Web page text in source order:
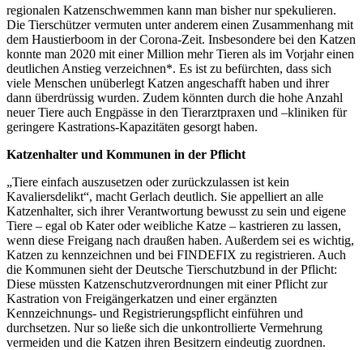
regionalen Katzenschwemmen kann man bisher nur spekulieren.
Die Tierschützer vermuten unter anderem einen Zusammenhang mit
dem Haustierboom in der Corona-Zeit. Insbesondere bei den Katzen
konnte man 2020 mit einer Million mehr Tieren als im Vorjahr einen
deutlichen Anstieg verzeichnen*. Es ist zu befürchten, dass sich
viele Menschen unüberlegt Katzen angeschafft haben und ihrer
dann überdrüssig wurden. Zudem könnten durch die hohe Anzahl
neuer Tiere auch Engpässe in den Tierarztpraxen und –kliniken für
geringere Kastrations-Kapazitäten gesorgt haben.
Katzenhalter und Kommunen in der Pflicht
„Tiere einfach auszusetzen oder zurückzulassen ist kein
Kavaliersdelikt“, macht Gerlach deutlich. Sie appelliert an alle
Katzenhalter, sich ihrer Verantwortung bewusst zu sein und eigene
Tiere – egal ob Kater oder weibliche Katze – kastrieren zu lassen,
wenn diese Freigang nach draußen haben. Außerdem sei es wichtig,
Katzen zu kennzeichnen und bei FINDEFIX zu registrieren. Auch
die Kommunen sieht der Deutsche Tierschutzbund in der Pflicht:
Diese müssten Katzenschutzverordnungen mit einer Pflicht zur
Kastration von Freigängerkatzen und einer ergänzten
Kennzeichnungs- und Registrierungspflicht einführen und
durchsetzen. Nur so ließe sich die unkontrollierte Vermehrung
vermeiden und die Katzen ihren Besitzern eindeutig zuordnen.